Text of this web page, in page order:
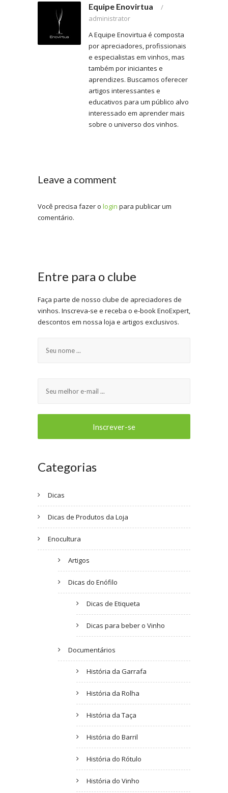
Equipe Enovirtua
/
administrator
A Equipe Enovirtua é composta
por apreciadores, profissionais
e especialistas em vinhos, mas
também por iniciantes e
aprendizes. Buscamos oferecer
artigos interessantes e
educativos para um público alvo
interessado em aprender mais
sobre o universo dos vinhos.
Leave a comment
Você precisa fazer o login para publicar um
comentário.
Entre para o clube
Faça parte de nosso clube de apreciadores de
vinhos. Inscreva-se e receba o e-book EnoExpert,
descontos em nossa loja e artigos exclusivos.
Categorias
Dicas
Dicas de Produtos da Loja
Enocultura
Artigos
Dicas do Enófilo
Dicas de Etiqueta
Dicas para beber o Vinho
Documentários
História da Garrafa
História da Rolha
História da Taça
História do Barril
História do Rótulo
História do Vinho